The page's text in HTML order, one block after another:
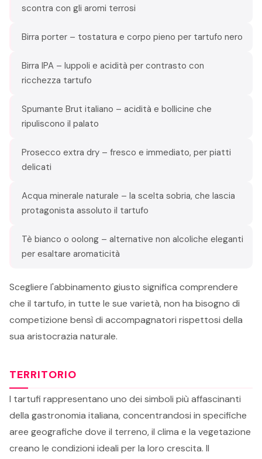
scontra con gli aromi terrosi
Birra porter – tostatura e corpo pieno per tartufo nero
Birra IPA – luppoli e acidità per contrasto con
ricchezza tartufo
Spumante Brut italiano – acidità e bollicine che
ripuliscono il palato
Prosecco extra dry – fresco e immediato, per piatti
delicati
Acqua minerale naturale – la scelta sobria, che lascia
protagonista assoluto il tartufo
Tè bianco o oolong – alternative non alcoliche eleganti
per esaltare aromaticità
Scegliere l'abbinamento giusto significa comprendere
che il tartufo, in tutte le sue varietà, non ha bisogno di
competizione bensì di accompagnatori rispettosi della
sua aristocrazia naturale.
TERRITORIO
I tartufi rappresentano uno dei simboli più affascinanti
della gastronomia italiana, concentrandosi in specifiche
aree geografiche dove il terreno, il clima e la vegetazione
creano le condizioni ideali per la loro crescita. Il